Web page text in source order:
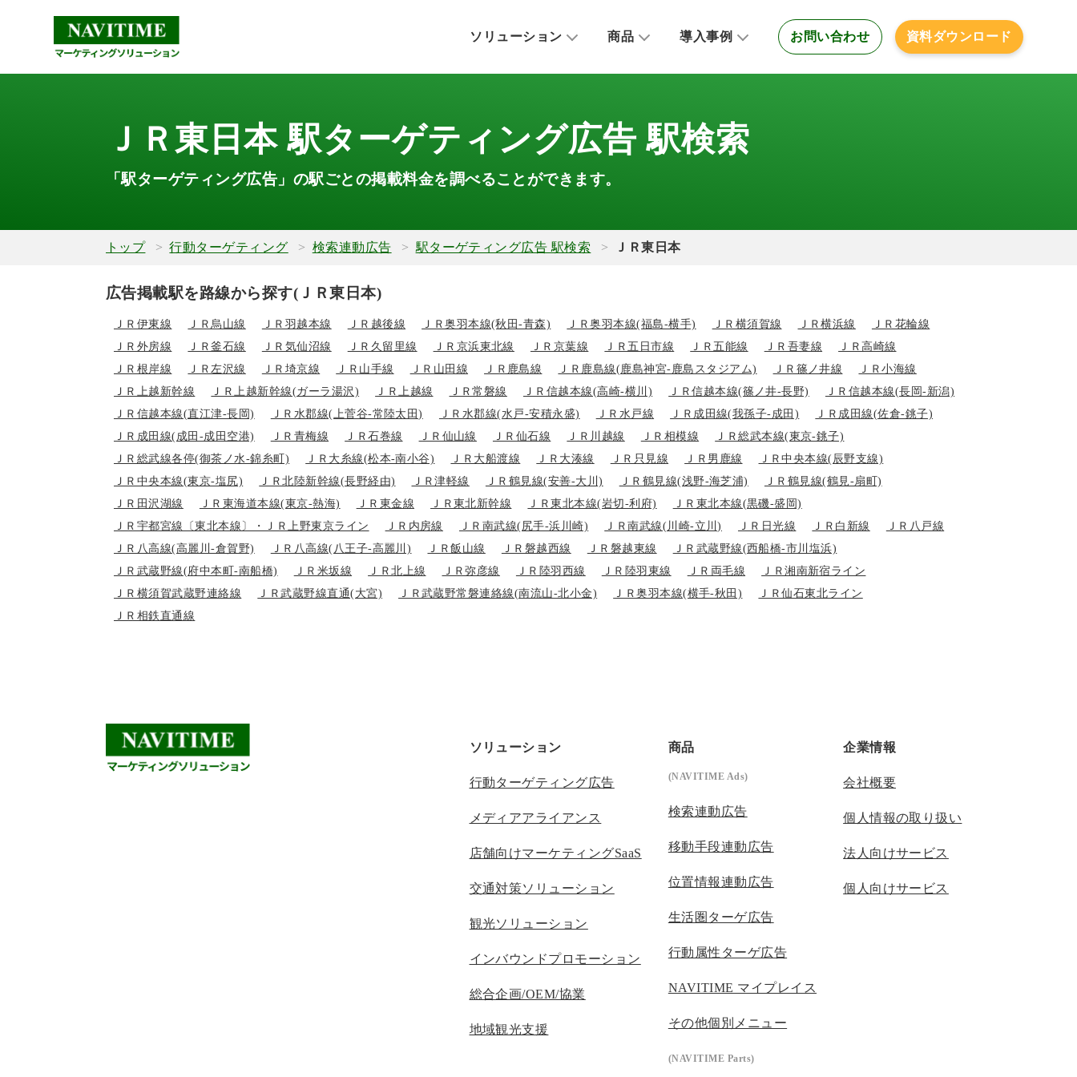
ソリューション
店舗向けマーケティングSaaS
トラベルソリューション
交通対策ソリューション
インバウンドプロモーション
商品
移動手段連動広告
位置情報連動広告
NAVITIME マイプレイス
観光スポット
観光記事
旅程プランニング
導入事例
三井不動産商業マネジメント株式会社様
湘南モノレール株式会社様
お問い合わせ 資料ダウンロード
ＪＲ東日本 駅ターゲティング広告 駅検索
「駅ターゲティング広告」の駅ごとの掲載料金を調べることができます。
トップ 行動ターゲティング 検索連動広告 駅ターゲティング広告 駅検索 ＪＲ東日本
広告掲載駅を路線から探す(ＪＲ東日本)
ＪＲ伊東線 ＪＲ烏山線 ＪＲ羽越本線 ＪＲ越後線 ＪＲ奥羽本線(秋田-青森) ＪＲ奥羽本線(福島-横手) ＪＲ横須賀線 ＪＲ横浜線
ＪＲ花輪線
ＪＲ外房線
ＪＲ釜石線 ＪＲ気仙沼線 ＪＲ久留里線 ＪＲ京浜東北線 ＪＲ京葉線 ＪＲ五日市線 ＪＲ五能線 ＪＲ吾妻線
ＪＲ高崎線
ＪＲ根岸線
ＪＲ左沢線 ＪＲ埼京線 ＪＲ山手線 ＪＲ山田線 ＪＲ鹿島線 ＪＲ鹿島線(鹿島神宮-鹿島スタジアム) ＪＲ篠ノ井線
ＪＲ小海線
ＪＲ上越新幹線
ＪＲ上越新幹線(ガーラ湯沢) ＪＲ上越線 ＪＲ常磐線 ＪＲ信越本線(高崎-横川) ＪＲ信越本線(篠ノ井-長野)
ＪＲ信越本線(長岡-新潟)
ＪＲ信越本線(直江津-長岡)
ＪＲ水郡線(上菅谷-常陸太田) ＪＲ水郡線(水戸-安積永盛) ＪＲ水戸線 ＪＲ成田線(我孫子-成田)
ＪＲ成田線(佐倉-銚子)
ＪＲ成田線(成田-成田空港)
ＪＲ青梅線 ＪＲ石巻線 ＪＲ仙山線 ＪＲ仙石線 ＪＲ川越線 ＪＲ相模線
ＪＲ総武本線(東京-銚子)
ＪＲ総武線各停(御茶ノ水-錦糸町)
ＪＲ大糸線(松本-南小谷) ＪＲ大船渡線 ＪＲ大湊線 ＪＲ只見線 ＪＲ男鹿線
ＪＲ中央本線(辰野支線)
ＪＲ中央本線(東京-塩尻)
ＪＲ北陸新幹線(長野経由) ＪＲ津軽線 ＪＲ鶴見線(安善-大川) ＪＲ鶴見線(浅野-海芝浦)
ＪＲ鶴見線(鶴見-扇町)
ＪＲ田沢湖線
ＪＲ東海道本線(東京-熱海) ＪＲ東金線 ＪＲ東北新幹線 ＪＲ東北本線(岩切-利府)
ＪＲ東北本線(黒磯-盛岡)
ＪＲ宇都宮線〔東北本線〕・ＪＲ上野東京ライン
ＪＲ内房線 ＪＲ南武線(尻手-浜川崎) ＪＲ南武線(川崎-立川) ＪＲ日光線 ＪＲ白新線
ＪＲ八戸線
ＪＲ八高線(高麗川-倉賀野)
ＪＲ八高線(八王子-高麗川) ＪＲ飯山線 ＪＲ磐越西線 ＪＲ磐越東線
ＪＲ武蔵野線(西船橋-市川塩浜)
ＪＲ武蔵野線(府中本町-南船橋)
ＪＲ米坂線 ＪＲ北上線 ＪＲ弥彦線 ＪＲ陸羽西線 ＪＲ陸羽東線 ＪＲ両毛線
ＪＲ湘南新宿ライン
ＪＲ横須賀武蔵野連絡線
ＪＲ武蔵野線直通(大宮) ＪＲ武蔵野常磐連絡線(南流山-北小金) ＪＲ奥羽本線(横手-秋田)
ＪＲ仙石東北ライン
ＪＲ相鉄直通線
ソリューション
行動ターゲティング広告
メディアアライアンス
店舗向けマーケティングSaaS
交通対策ソリューション
観光ソリューション
インバウンドプロモーション
総合企画/OEM/協業
地域観光支援
商品
(NAVITIME Ads)
検索連動広告
移動手段連動広告
位置情報連動広告
生活圏ターゲ広告
行動属性ターゲ広告
NAVITIME マイプレイス
その他個別メニュー
(NAVITIME Parts)
企業情報
会社概要
個人情報の取り扱い
法人向けサービス
個人向けサービス